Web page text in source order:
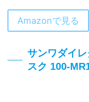
Amazonで見る
サンワダイ
スク 100-